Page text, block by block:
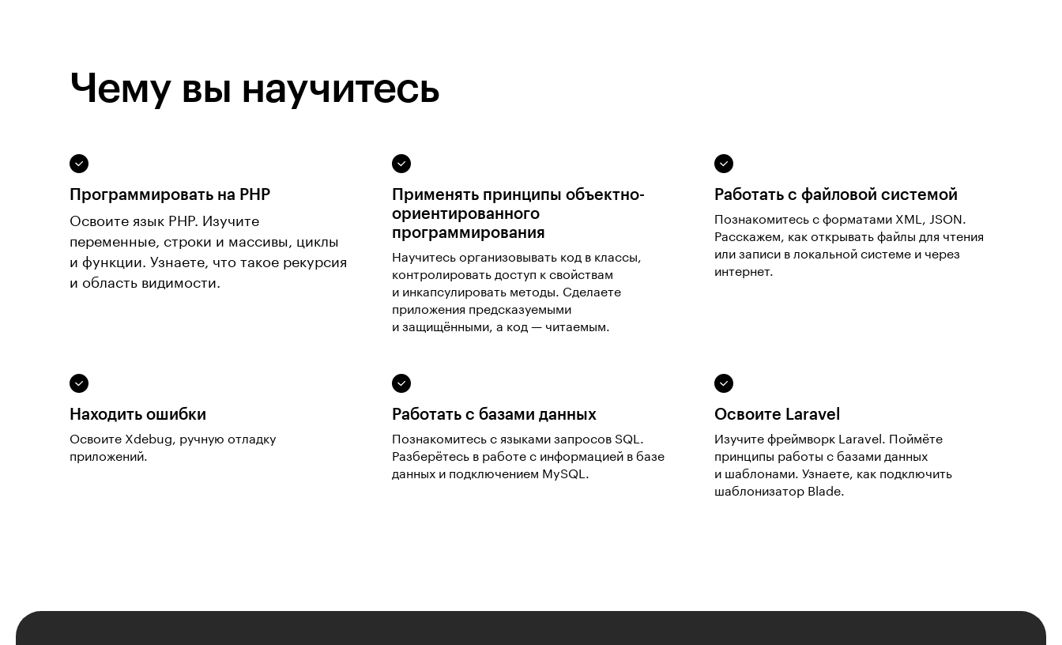
Чему вы научитесь
Программировать на PHP
Освоите язык PHP. Изучите
переменные, строки и массивы, циклы
и функции. Узнаете, что такое рекурсия
и область видимости.
Применять принципы объектно-
ориентированного
программирования
Научитесь организовывать код в классы,
контролировать доступ к свойствам
и инкапсулировать методы. Сделаете
приложения предсказуемыми
и защищёнными, а код — читаемым.
Работать с файловой системой
Познакомитесь с форматами XML, JSON.
Расскажем, как открывать файлы для чтения
или записи в локальной системе и через
интернет.
Находить ошибки
Освоите Xdebug, ручную отладку
приложений.
Работать с базами данных
Познакомитесь с языками запросов SQL.
Разберётесь в работе с информацией в базе
данных и подключением MySQL.
Освоите Laravel
Изучите фреймворк Laravel. Поймёте
принципы работы с базами данных
и шаблонами. Узнаете, как подключить
шаблонизатор Blade.